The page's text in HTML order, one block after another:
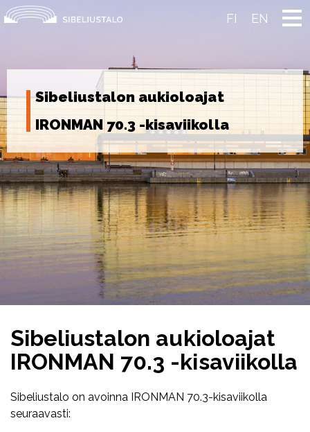
Skip
to
FI EN
Sibeliustalon aukioloajat
IRONMAN 70.3 -kisaviikolla
Sibeliustalon aukioloajat
IRONMAN 70.3 -kisaviikolla
Sibeliustalo on avoinna IRONMAN 70.3-kisaviikolla
seuraavasti: